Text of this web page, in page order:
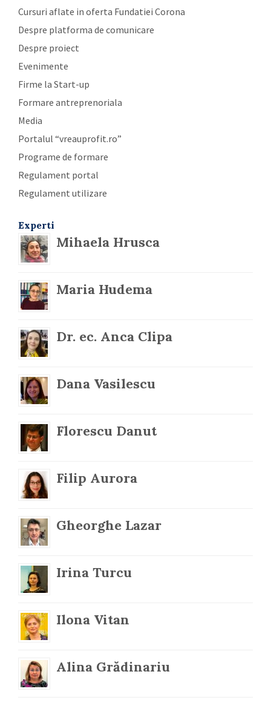
Cursuri aflate in oferta Fundatiei Corona
Despre platforma de comunicare
Despre proiect
Evenimente
Firme la Start-up
Formare antreprenoriala
Media
Portalul “vreauprofit.ro”
Programe de formare
Regulament portal
Regulament utilizare
Experti
Mihaela Hrusca
Maria Hudema
Dr. ec. Anca Clipa
Dana Vasilescu
Florescu Danut
Filip Aurora
Gheorghe Lazar
Irina Turcu
Ilona Vitan
Alina Grădinariu